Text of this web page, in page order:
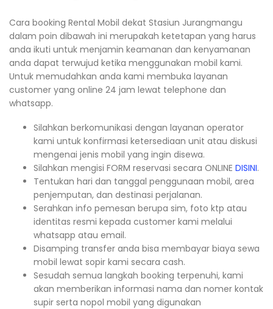
Cara booking Rental Mobil dekat Stasiun Jurangmangu
dalam poin dibawah ini merupakah ketetapan yang harus
anda ikuti untuk menjamin keamanan dan kenyamanan
anda dapat terwujud ketika menggunakan mobil kami.
Untuk memudahkan anda kami membuka layanan
customer yang online 24 jam lewat telephone dan
whatsapp.
Silahkan berkomunikasi dengan layanan operator
kami untuk konfirmasi ketersediaan unit atau diskusi
mengenai jenis mobil yang ingin disewa.
Silahkan mengisi FORM reservasi secara ONLINE DISINI.
Tentukan hari dan tanggal penggunaan mobil, area
penjemputan, dan destinasi perjalanan.
Serahkan info pemesan berupa sim, foto ktp atau
identitas resmi kepada customer kami melalui
whatsapp atau email.
Disamping transfer anda bisa membayar biaya sewa
mobil lewat sopir kami secara cash.
Sesudah semua langkah booking terpenuhi, kami
akan memberikan informasi nama dan nomer kontak
supir serta nopol mobil yang digunakan